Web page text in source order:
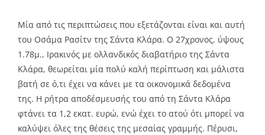
Μία από τις περιπτώσεις που εξετάζονται είναι και αυτή
του Οσάμα Ρασίτν της Σάντα Κλάρα. Ο 27χρονος, ύψους
1.78μ., Ιρακινός με ολλανδικός διαβατήριο της Σάντα
Κλάρα, θεωρείται μία πολύ καλή περίπτωση και μάλιστα
βατή σε ό,τι έχει να κάνει με τα οικονομικά δεδομένα
της. Η ρήτρα αποδέσμευσής του από τη Σάντα Κλάρα
φτάνει τα 1,2 εκατ. ευρώ, ενώ έχει το ατού ότι μπορεί να
καλύψει όλες της θέσεις της μεσαίας γραμμής. Πέρυσι,